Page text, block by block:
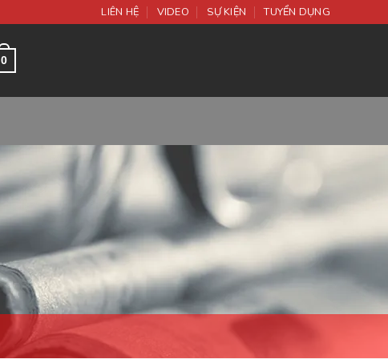
LIÊN HỆ VIDEO SỰ KIỆN TUYỂN DỤNG
0